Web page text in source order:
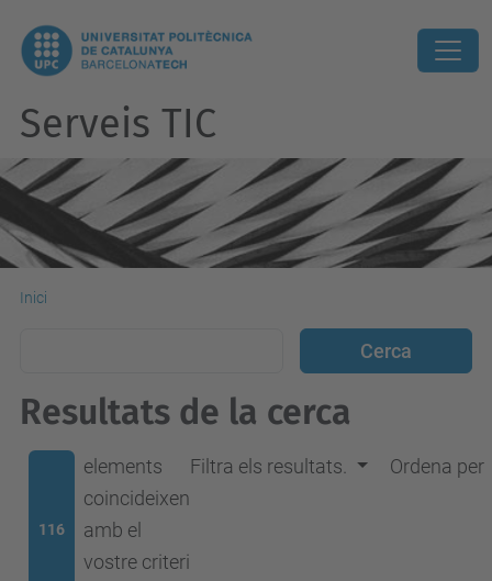
Serveis TIC
Inici
Resultats de la cerca
116
elements
coincideixen
amb el
vostre criteri
Filtra els resultats. Ordena per